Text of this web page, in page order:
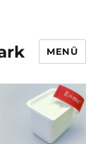
MENÜ